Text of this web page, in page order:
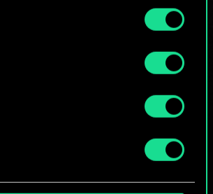
los detalles sobre nuestro uso
respecto en el menú «Ajustes» de